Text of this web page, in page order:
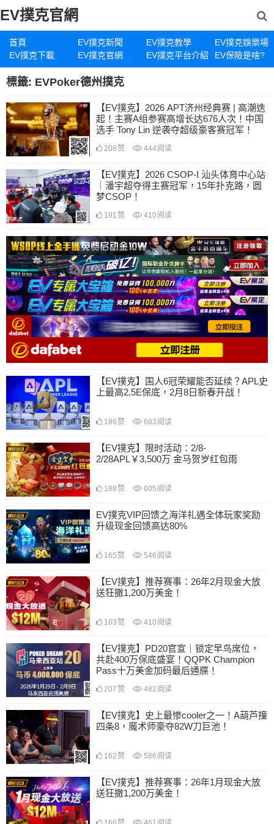
EV撲克官網
首頁 EV撲克新聞 EV撲克教學
EV撲克娛樂場
EV撲克下載
EV撲克官網 EV撲克平台介紹 EV保險是啥?
標籤: EVPoker德州撲克
【EV撲克】2026 APT济州经典赛 | 高潮迭
起！主赛A组参赛高增长达676人次！中国
选手 Tony Lin 逆袭夺超级豪客赛冠军！
208 赞 444阅读
【EV撲克】2026 CSOP-I 汕头体育中心站
｜潘宇超夺得主赛冠军，15年扑克路，圆
梦CSOP！
191 赞 410 阅读
【EV撲克】国人6冠荣耀能否延续？APL史
上最高2.5E保底，2月8日新春开战！
186 赞 683 阅读
【EV撲克】限时活动：2/8-
2/28APL￥3,500万 金马贺岁红包雨
188 赞 605 阅读
EV撲克VIP回馈之海洋礼遇全体玩家奖励
升级现金回馈高达80%
165 赞 546 阅读
【EV撲克】推荐赛事：26年2月现金大放
送狂撒1,200万美金！
163 赞 410 阅读
【EV撲克】PD20官宣｜锁定早鸟席位，
共赴400万保底盛宴！QQPK Champion
Pass十万美金加码最后通牒！
207 赞 482 阅读
【EV撲克】史上最惨cooler之一！A葫芦撞
四条8，魔术师豪夺82W刀巨池！
162 赞 586 阅读
【EV撲克】推荐赛事：26年1月现金大放
送狂撒1,200万美金！